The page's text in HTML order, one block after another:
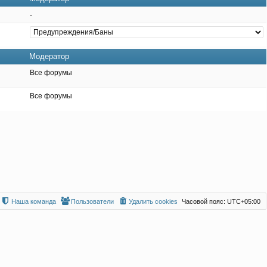
-
Модератор
Все форумы
Все форумы
Часовой пояс: UTC+05:00
Удалить cookies
Пользователи
Наша команда